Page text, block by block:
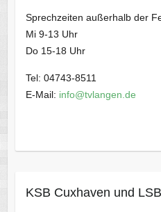
Sprechzeiten außerhalb der
Mi 9-13 Uhr
Do 15-18 Uhr
Tel: 04743-8511
E-Mail: info@tvlangen.de
KSB Cuxhaven und